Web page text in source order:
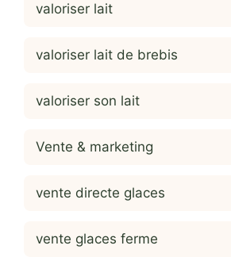
valoriser lait
valoriser lait de brebis
valoriser son lait
Vente & marketing
vente directe glaces
vente glaces ferme